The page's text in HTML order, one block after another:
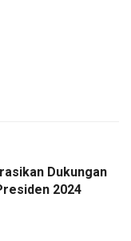
Dukungan
2024